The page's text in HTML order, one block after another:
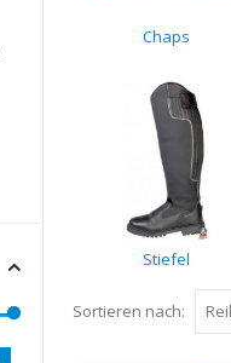
Chaps
Stiefel
Sortieren nach: